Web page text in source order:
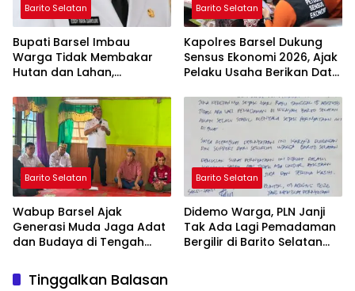
Barito Selatan
Bupati Barsel Imbau
Warga Tidak Membakar
Hutan dan Lahan,
Bebas Kabut Asap
Barito Selatan
Kapolres Barsel Dukung
Sensus Ekonomi 2026, Ajak
Pelaku Usaha Berikan Data
Barito Selatan
Wabup Barsel Ajak
Generasi Muda Jaga Adat
dan Budaya di Tengah
Barito Selatan
Didemo Warga, PLN Janji
Tak Ada Lagi Pemadaman
Bergilir di Barito Selatan
Tinggalkan Balasan